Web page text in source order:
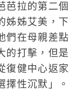
芭拉的第二個
姊姊艾美，下
們在母親差點
的打擊，但是
復健中心返家
擇性沉默」。